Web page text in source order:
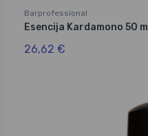
Barprofessional
Esencija Kardamono 50 ml
26,62 €